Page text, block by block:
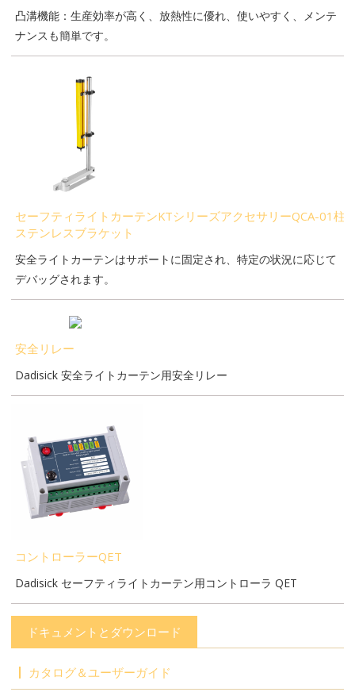
凸溝機能：生産効率が高く、放熱性に優れ、使いやすく、メンテ
ナンスも簡単です。
セーフティライトカーテンKTシリーズアクセサリーQCA-01柱
ステンレスブラケット
安全ライトカーテンはサポートに固定され、特定の状況に応じて
デバッグされます。
安全リレー
Dadisick 安全ライトカーテン用安全リレー
コントローラーQET
Dadisick セーフティライトカーテン用コントローラ QET
ドキュメントとダウンロード
カタログ＆ユーザーガイド